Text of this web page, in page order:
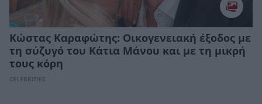
Κώστας Καραφώτης: Οικογενειακή έξοδος με
τη σύζυγό του Κάτια Μάνου και με τη μικρή
τους κόρη
CELEBRITIES